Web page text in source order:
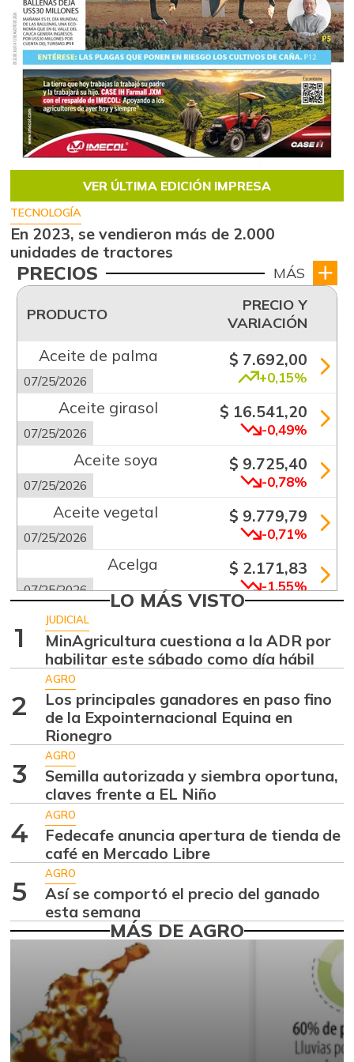
VER ÚLTIMA EDICIÓN IMPRESA
TECNOLOGÍA
En 2023, se vendieron más de 2.000
unidades de tractores
PRECIOS MÁS
PRODUCTO
PRECIO Y
VARIACIÓN
Aceite de palma
07/25/2026
$ 7.692,00
+0,15%
Aceite girasol
07/25/2026
$ 16.541,20
-0,49%
Aceite soya
07/25/2026
$ 9.725,40
-0,78%
Aceite vegetal
07/25/2026
$ 9.779,79
-0,71%
Acelga
07/25/2026
$ 2.171,83
-1,55%
Aguacate común
07/25/2026 +6,24%
Aguacate hass
07/25/2026
$ 7.289,10
-2,98%
Aguacate
papelillo
07/25/2026
$ 8.366,30
Ahuyama
07/25/2026
Ahuyamín
07/25/2026
$ 1.672,87
+7,50%
Ajo
07/25/2026
$ 6.102,86
-2,18%
Ají dulce
01/17/2015
Ají topito dulce
07/25/2026 -11,89%
Alas de pollo sin
LO MÁS VISTO
1
JUDICIAL
MinAgricultura cuestiona a la ADR por
habilitar este sábado como día hábil
2
AGRO
Los principales ganadores en paso fino
de la Expointernacional Equina en
Rionegro
3
AGRO
Semilla autorizada y siembra oportuna,
claves frente a EL Niño
4
AGRO
Fedecafe anuncia apertura de tienda de
café en Mercado Libre
5
AGRO
Así se comportó el precio del ganado
esta semana
MÁS DE AGRO